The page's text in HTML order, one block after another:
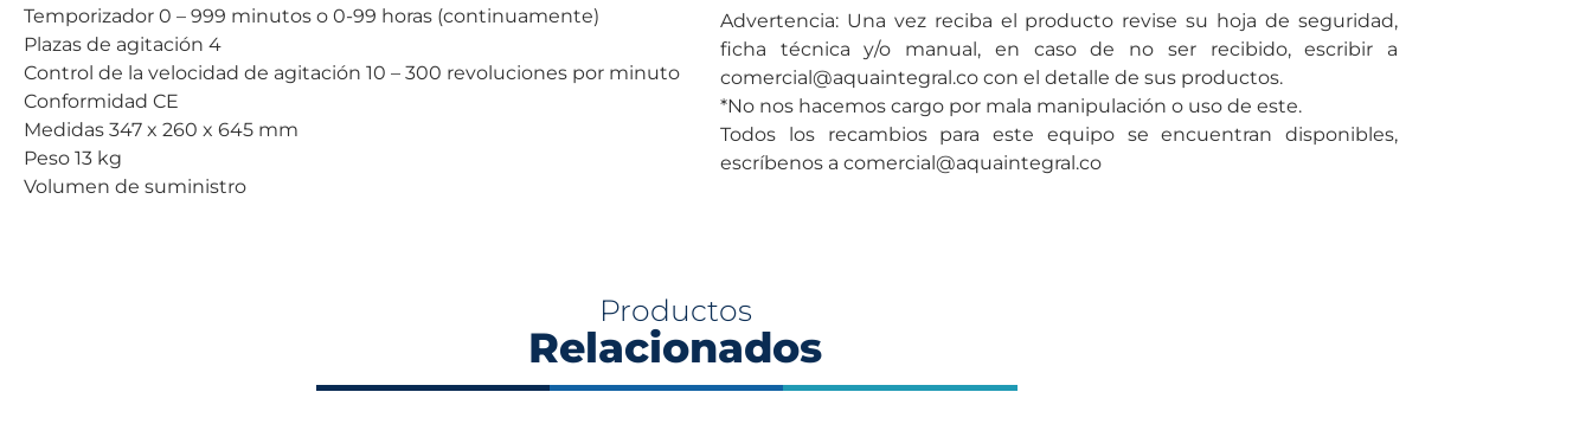
Temporizador 0 – 999 minutos o 0-99 horas (continuamente)
Plazas de agitación 4
Control de la velocidad de agitación 10 – 300 revoluciones por minuto
Conformidad CE
Medidas 347 x 260 x 645 mm
Peso 13 kg
Volumen de suministro
Advertencia: Una vez reciba el producto revise su hoja de seguridad,
ficha técnica y/o manual, en caso de no ser recibido, escribir a
comercial@aquaintegral.co con el detalle de sus productos.
*No nos hacemos cargo por mala manipulación o uso de este.
Todos los recambios para este equipo se encuentran disponibles,
escríbenos a comercial@aquaintegral.co
Productos
Relacionados